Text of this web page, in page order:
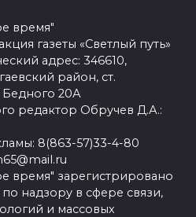
время"
газеты «Светлый путь»
адрес: 346610,
район, ст.
Бедного 20А
редактор Обручев Д.А.:
8(863-57)33-4-80
время" зарегистрировано
надзору в сфере связи,
и массовых